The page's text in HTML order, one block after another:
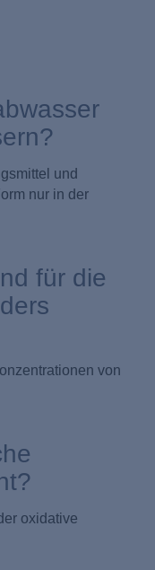
und
nur in der
für die
von
oxidative